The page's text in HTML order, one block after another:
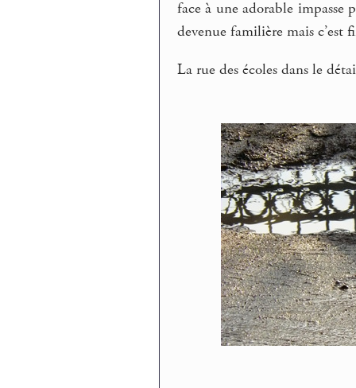
face à une adorable
devenue familière mais
La rue des écoles dans le